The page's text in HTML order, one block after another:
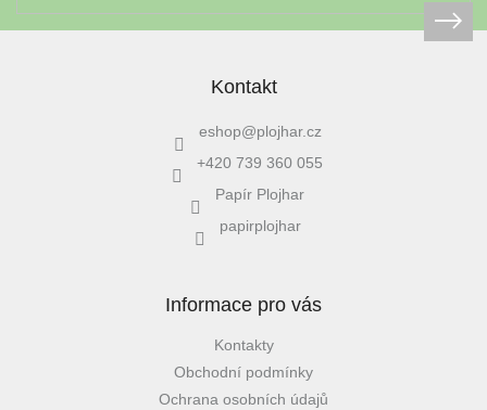
Kontakt
eshop@plojhar.cz
+420 739 360 055
Papír Plojhar
papirplojhar
Informace pro vás
Kontakty
Obchodní podmínky
Ochrana osobních údajů